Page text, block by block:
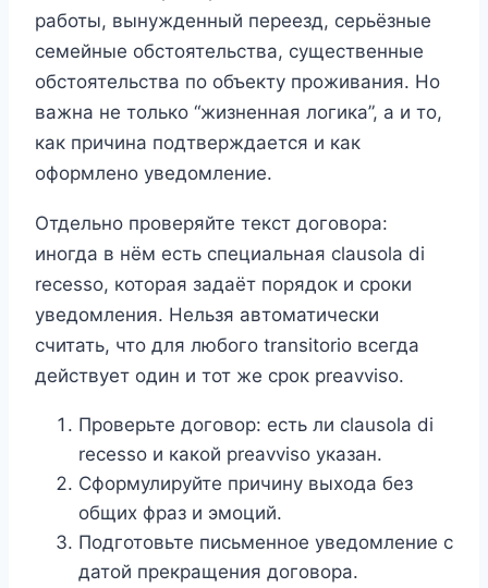
работы, вынужденный переезд, серьёзные
семейные обстоятельства, существенные
обстоятельства по объекту проживания. Но
важна не только “жизненная логика”, а и то,
как причина подтверждается и как
оформлено уведомление.
Отдельно проверяйте текст договора:
иногда в нём есть специальная clausola di
recesso, которая задаёт порядок и сроки
уведомления. Нельзя автоматически
считать, что для любого transitorio всегда
действует один и тот же срок preavviso.
Проверьте договор: есть ли clausola di
recesso и какой preavviso указан.
Сформулируйте причину выхода без
общих фраз и эмоций.
Подготовьте письменное уведомление с
датой прекращения договора.